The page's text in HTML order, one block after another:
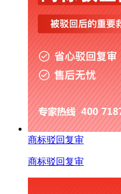
商标驳回复审
商标驳回复审